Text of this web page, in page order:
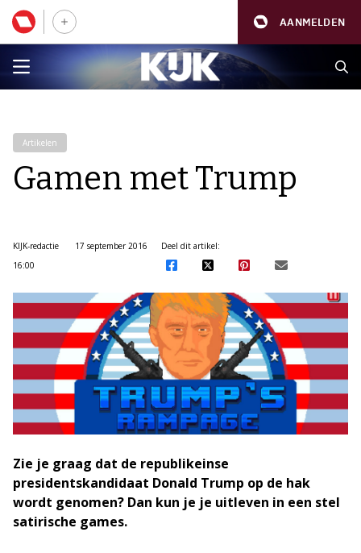
AANMELDEN
Artikelen
Gamen met Trump
KIJK-redactie
17 september 2016
16:00
Deel dit artikel:
Zie je graag dat de republikeinse
presidentskandidaat Donald Trump op de hak
wordt genomen? Dan kun je je uitleven in een stel
satirische games.